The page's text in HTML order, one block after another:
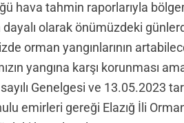
hava tahmin raporlarıyla
olarak önümüzdeki
orman yangınlarının
yangına karşı korunması
Genelgesi ve 13.05.2023
emirleri gereği Elazığ İli